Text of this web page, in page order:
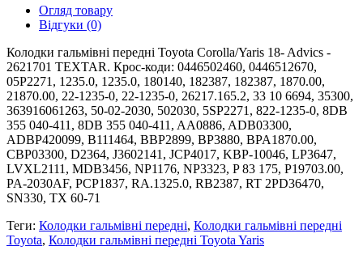
Огляд товару
Відгуки (0)
Колодки гальмівні передні Toyota Corolla/Yaris 18- Advics -
2621701 TEXTAR. Крос-коди: 0446502460, 0446512670,
05P2271, 1235.0, 1235.0, 180140, 182387, 182387, 1870.00,
21870.00, 22-1235-0, 22-1235-0, 26217.165.2, 33 10 6694, 35300,
363916061263, 50-02-2030, 502030, 5SP2271, 822-1235-0, 8DB
355 040-411, 8DB 355 040-411, AA0886, ADB03300,
ADBP420099, B111464, BBP2899, BP3880, BPA1870.00,
CBP03300, D2364, J3602141, JCP4017, KBP-10046, LP3647,
LVXL2111, MDB3456, NP1176, NP3323, P 83 175, P19703.00,
PA-2030AF, PCP1837, RA.1325.0, RB2387, RT 2PD36470,
SN330, TX 60-71
Теги: Колодки гальмівні передні, Колодки гальмівні передні
Toyota, Колодки гальмівні передні Toyota Yaris